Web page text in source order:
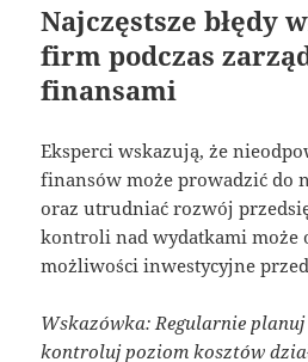
Najczęstsze błędy
firm podczas
finansami
Eksperci wskazują, że
finansów może prowadzić do
oraz utrudniać rozwój
kontroli nad wydatkami może
możliwości inwestycyjne
Wskazówka: Regularnie
kontroluj poziom kosztów